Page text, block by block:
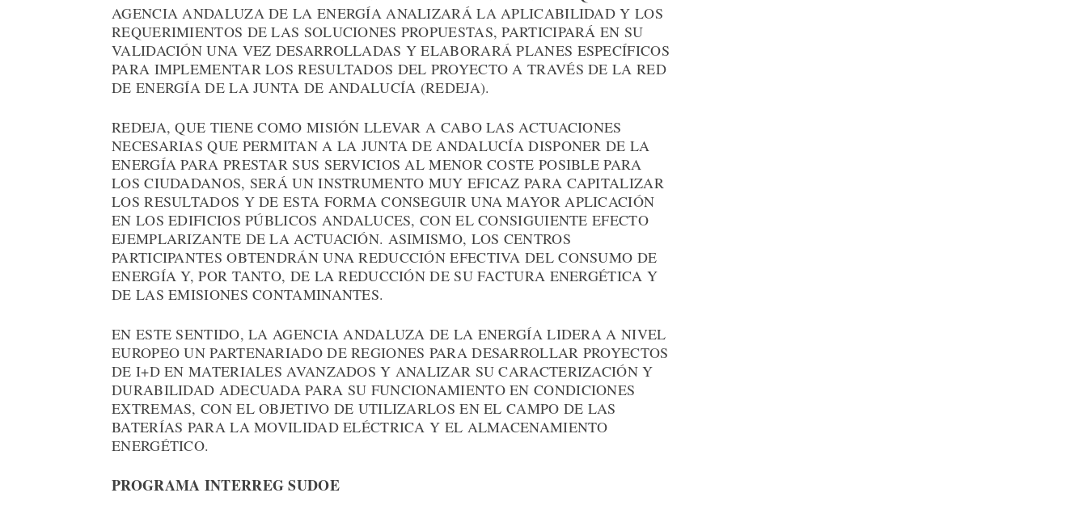
AGENCIA ANDALUZA DE LA ENERGÍA ANALIZARÁ LA APLICABILIDAD Y LOS
REQUERIMIENTOS DE LAS SOLUCIONES PROPUESTAS, PARTICIPARÁ EN SU
VALIDACIÓN UNA VEZ DESARROLLADAS Y ELABORARÁ PLANES ESPECÍFICOS
PARA IMPLEMENTAR LOS RESULTADOS DEL PROYECTO A TRAVÉS DE LA RED
DE ENERGÍA DE LA JUNTA DE ANDALUCÍA (REDEJA).
REDEJA, QUE TIENE COMO MISIÓN LLEVAR A CABO LAS ACTUACIONES
NECESARIAS QUE PERMITAN A LA JUNTA DE ANDALUCÍA DISPONER DE LA
ENERGÍA PARA PRESTAR SUS SERVICIOS AL MENOR COSTE POSIBLE PARA
LOS CIUDADANOS, SERÁ UN INSTRUMENTO MUY EFICAZ PARA CAPITALIZAR
LOS RESULTADOS Y DE ESTA FORMA CONSEGUIR UNA MAYOR APLICACIÓN
EN LOS EDIFICIOS PÚBLICOS ANDALUCES, CON EL CONSIGUIENTE EFECTO
EJEMPLARIZANTE DE LA ACTUACIÓN. ASIMISMO, LOS CENTROS
PARTICIPANTES OBTENDRÁN UNA REDUCCIÓN EFECTIVA DEL CONSUMO DE
ENERGÍA Y, POR TANTO, DE LA REDUCCIÓN DE SU FACTURA ENERGÉTICA Y
DE LAS EMISIONES CONTAMINANTES.
EN ESTE SENTIDO, LA AGENCIA ANDALUZA DE LA ENERGÍA LIDERA A NIVEL
EUROPEO UN PARTENARIADO DE REGIONES PARA DESARROLLAR PROYECTOS
DE I+D EN MATERIALES AVANZADOS Y ANALIZAR SU CARACTERIZACIÓN Y
DURABILIDAD ADECUADA PARA SU FUNCIONAMIENTO EN CONDICIONES
EXTREMAS, CON EL OBJETIVO DE UTILIZARLOS EN EL CAMPO DE LAS
BATERÍAS PARA LA MOVILIDAD ELÉCTRICA Y EL ALMACENAMIENTO
ENERGÉTICO.
PROGRAMA INTERREG SUDOE